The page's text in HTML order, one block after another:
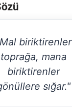
biriktirenler
toprağa, mana
biriktirenler
sığar."